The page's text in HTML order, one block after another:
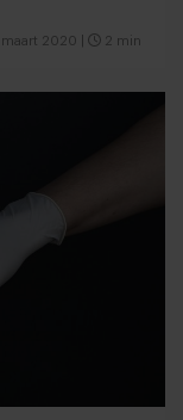
maart 2020 2 min